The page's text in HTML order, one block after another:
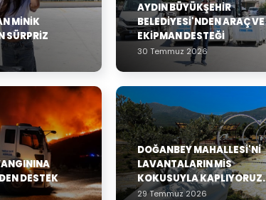
MINIK
SÜRPRIZ
AYDIN BÜYÜKŞEHIR
BELEDIYESI'NDEN ARAÇ VE
EKIPMAN DESTEĞI
30 Temmuz 2026
DESTEK
DOĞANBEY MAHALLESI'NI
LAVANTALARIN MIS
KOKUSUYLA KAPLIYORUZ.
29 Temmuz 2026